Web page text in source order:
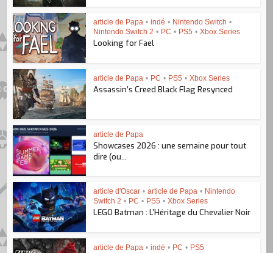
article de Papa • indé • Nintendo Switch •
Nintendo Switch 2 • PC • PS5 • Xbox Series
Looking for Fael
article de Papa • PC • PS5 • Xbox Series
Assassin’s Creed Black Flag Resynced
article de Papa
Showcases 2026 : une semaine pour tout
dire (ou...
article d'Oscar • article de Papa • Nintendo
Switch 2 • PC • PS5 • Xbox Series
LEGO Batman : L’Héritage du Chevalier Noir
article de Papa • indé • PC • PS5